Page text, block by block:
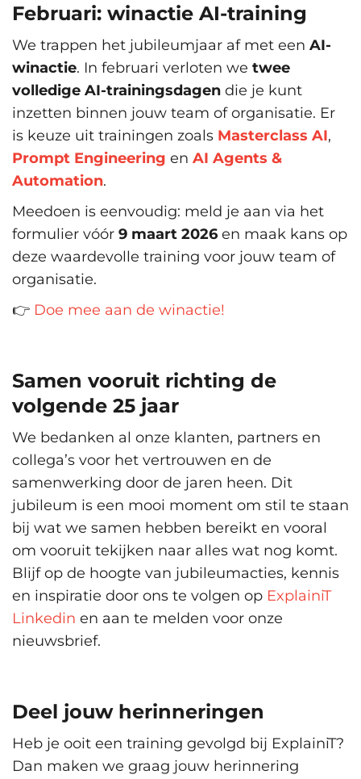
Februari: winactie AI-training
We trappen het jubileumjaar af met een AI-
winactie. In februari verloten we twee
volledige AI-trainingsdagen die je kunt
inzetten binnen jouw team of organisatie. Er
is keuze uit trainingen zoals Masterclass AI,
Prompt Engineering en AI Agents &
Automation.
Meedoen is eenvoudig: meld je aan via het
formulier vóór 9 maart 2026 en maak kans op
deze waardevolle training voor jouw team of
organisatie.
👉 Doe mee aan de winactie!
Samen vooruit richting de
volgende 25 jaar
We bedanken al onze klanten, partners en
collega’s voor het vertrouwen en de
samenwerking door de jaren heen. Dit
jubileum is een mooi moment om stil te staan
bij wat we samen hebben bereikt en vooral
om vooruit tekijken naar alles wat nog komt.
Blijf op de hoogte van jubileumacties, kennis
en inspiratie door ons te volgen op ExplainiT
Linkedin en aan te melden voor onze
nieuwsbrief.
Deel jouw herinneringen
Heb je ooit een training gevolgd bij ExplainiT?
Dan maken we graag jouw herinnering